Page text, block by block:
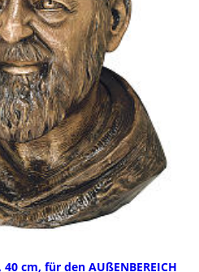
cm, für den AUßENBEREICH